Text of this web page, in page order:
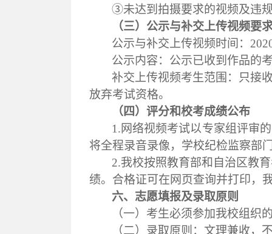
③未达到拍摄要求的视频及违
（三）公示与补交上传视频要
公示与补交上传视频时间：
公示内容： 公示已收到作品的
补交上传视频考生范围：只接
放弃考试资格。
（四）评分和校考成绩公布
1.网络视频考试以专家组评审
将全程录音录像，学校纪检监察部
2.我校按照教育部和自治区教
绩。合格证可在网页查询并打印，
六、 志愿填报及录取原则
（一） 考生必须参加我校组织
（二）录取原则： 文理兼收，